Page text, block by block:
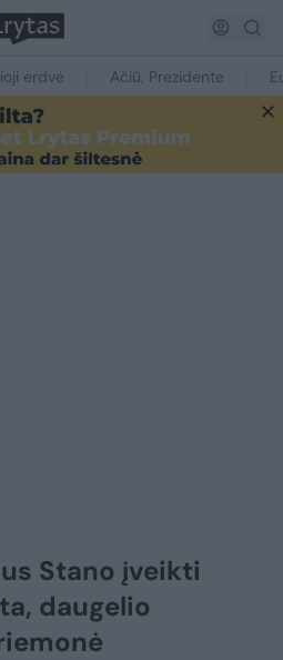
erdvė Ačiū, Prezidente
Stano įveikti
daugelio